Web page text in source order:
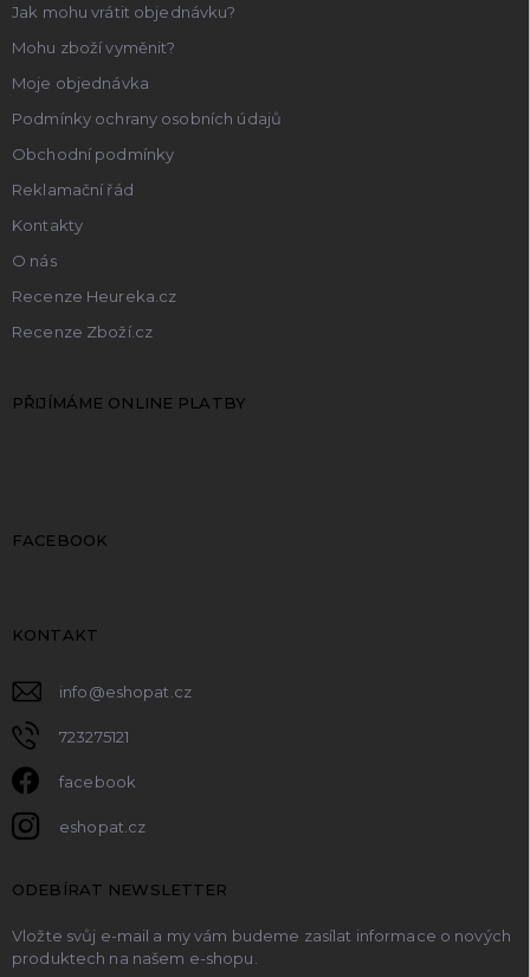
Jak mohu vrátit objednávku?
Mohu zboží vyměnit?
Moje objednávka
Podmínky ochrany osobních údajů
Obchodní podmínky
Reklamační řád
Kontakty
O nás
Recenze Heureka.cz
Recenze Zboží.cz
PŘIJÍMÁME ONLINE PLATBY
FACEBOOK
KONTAKT
info@eshopat.cz
723275121
facebook
eshopat.cz
ODEBÍRAT NEWSLETTER
Vložte svůj e-mail a my vám budeme zasílat informace o nových
produktech na našem e-shopu.